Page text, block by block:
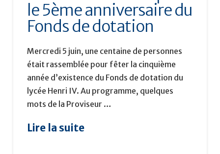
le 5ème anniversaire du
Fonds de dotation
Mercredi 5 juin, une centaine de personnes
était rassemblée pour fêter la cinquième
année d’existence du Fonds de dotation du
lycée Henri IV. Au programme, quelques
mots de la Proviseur …
Lire la suite